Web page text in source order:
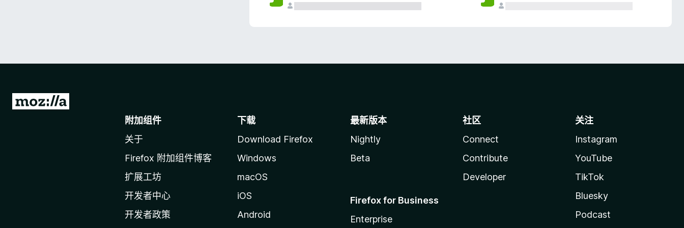
转
附加组件
关于
Firefox 附加组件博客
扩展工坊
开发者中心
开发者政策
下载
Download Firefox
Windows
macOS
iOS
Android
最新版本
Nightly
Beta
Firefox for Business
Enterprise
社区
Connect
Contribute
Developer
关注
Instagram
YouTube
TikTok
Bluesky
Podcast